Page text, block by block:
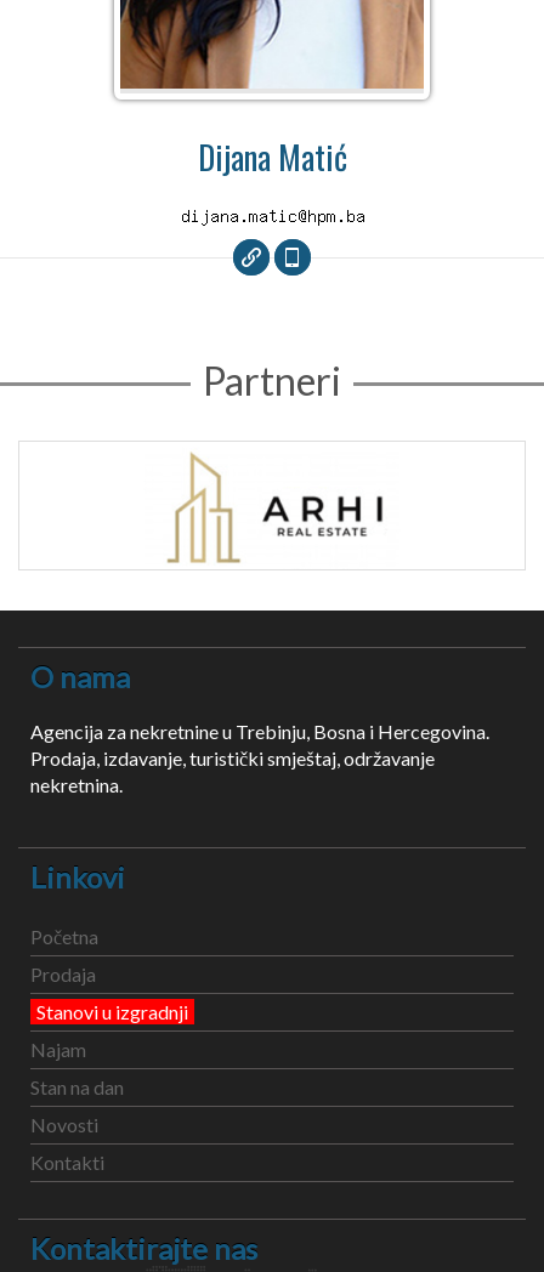
Dijana Matić
Partneri
O nama
Agencija za nekretnine u Trebinju, Bosna i Hercegovina.
Prodaja, izdavanje, turistički smještaj, održavanje
nekretnina.
Linkovi
Početna
Prodaja
Stanovi u izgradnji
Najam
Stan na dan
Novosti
Kontakti
Kontaktirajte nas